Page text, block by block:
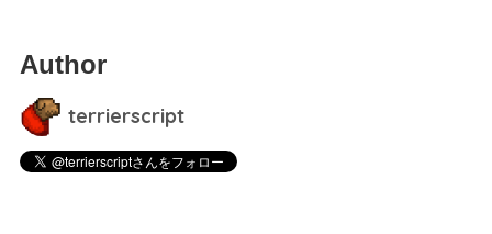
Author
terrierscript